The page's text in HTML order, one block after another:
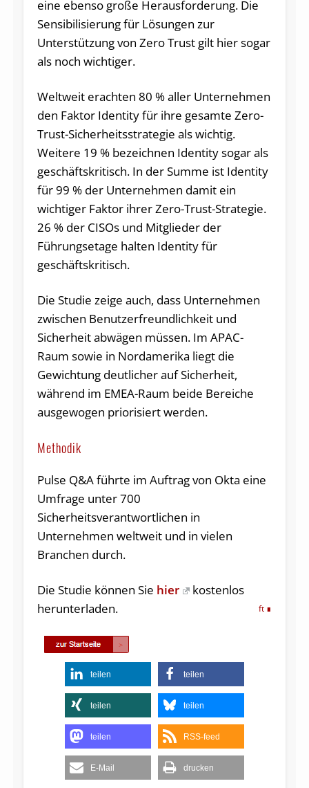
eine ebenso große Herausforderung. Die
Sensibilisierung für Lösungen zur
Unterstützung von Zero Trust gilt hier sogar
als noch wichtiger.
Weltweit erachten 80 % aller Unternehmen
den Faktor Identity für ihre gesamte Zero-
Trust-Sicherheitsstrategie als wichtig.
Weitere 19 % bezeichnen Identity sogar als
geschäftskritisch. In der Summe ist Identity
für 99 % der Unternehmen damit ein
wichtiger Faktor ihrer Zero-Trust-Strategie.
26 % der CISOs und Mitglieder der
Führungsetage halten Identity für
geschäftskritisch.
Die Studie zeige auch, dass Unternehmen
zwischen Benutzerfreundlichkeit und
Sicherheit abwägen müssen. Im APAC-
Raum sowie in Nordamerika liegt die
Gewichtung deutlicher auf Sicherheit,
während im EMEA-Raum beide Bereiche
ausgewogen priorisiert werden.
Methodik
Pulse Q&A führte im Auftrag von Okta eine
Umfrage unter 700
Sicherheitsverantwortlichen in
Unternehmen weltweit und in vielen
Branchen durch.
Die Studie können Sie hier
kostenlos
herunterladen.
ft
teilen teilen
teilen teilen
teilen RSS-feed
E-Mail drucken